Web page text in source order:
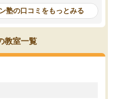
ない人に
はない
元数が可視化されるので
しながら意欲的に取り組
常に効果を実感している
すめできる塾です。
塾の口コミをもっとみる
教室一覧